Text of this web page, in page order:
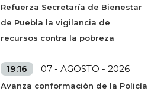
Refuerza Secretaría de Bienestar
de Puebla la vigilancia de
recursos contra la pobreza
19:16 07 - AGOSTO - 2026
Avanza conformación de la Policía